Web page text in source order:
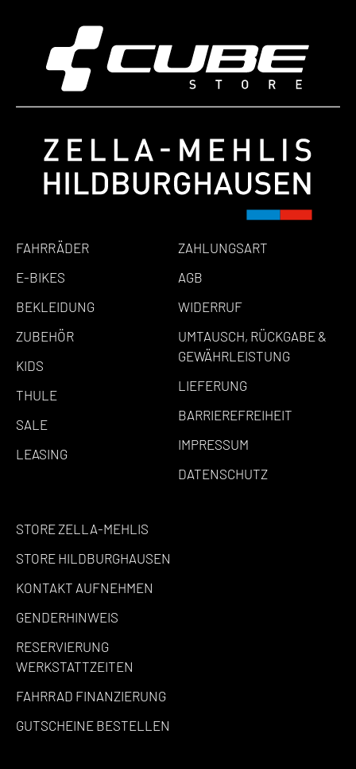
FAHRRÄDER
E-BIKES
BEKLEIDUNG
ZUBEHÖR
KIDS
THULE
SALE
LEASING
ZAHLUNGSART
AGB
WIDERRUF
UMTAUSCH, RÜCKGABE &
GEWÄHRLEISTUNG
LIEFERUNG
BARRIEREFREIHEIT
IMPRESSUM
DATENSCHUTZ
STORE ZELLA-MEHLIS
STORE HILDBURGHAUSEN
KONTAKT AUFNEHMEN
GENDERHINWEIS
RESERVIERUNG
WERKSTATTZEITEN
FAHRRAD FINANZIERUNG
GUTSCHEINE BESTELLEN